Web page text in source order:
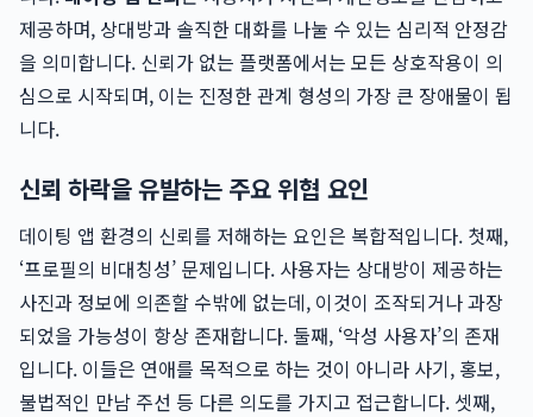
제공하며, 상대방과 솔직한 대화를 나눌 수 있는 심리적 안정감
을 의미합니다. 신뢰가 없는 플랫폼에서는 모든 상호작용이 의
심으로 시작되며, 이는 진정한 관계 형성의 가장 큰 장애물이 됩
니다.
신뢰 하락을 유발하는 주요 위협 요인
데이팅 앱 환경의 신뢰를 저해하는 요인은 복합적입니다. 첫째,
‘프로필의 비대칭성’ 문제입니다. 사용자는 상대방이 제공하는
사진과 정보에 의존할 수밖에 없는데, 이것이 조작되거나 과장
되었을 가능성이 항상 존재합니다. 둘째, ‘악성 사용자’의 존재
입니다. 이들은 연애를 목적으로 하는 것이 아니라 사기, 홍보,
불법적인 만남 주선 등 다른 의도를 가지고 접근합니다. 셋째,